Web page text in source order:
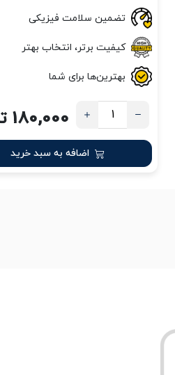
تضمین سلامت فیزیکی
کیفیت برتر، انتخاب بهتر
بهترین‌ها برای شما
180,000 تومان
اضافه به سبد خرید